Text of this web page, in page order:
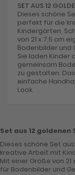
SET AUS 12
Dieses schöne
perfekt für die
Kindergärten,
von 21 x 7,5 cm
Bodenbilder und
Sie laden Kinder
gemeinsam
zu gestalten.
einfache
Look.
Set aus 12 goldenen
Dieses schöne Set
kreative Arbeit mit
Mit einer Größe von
für Bodenbilder und